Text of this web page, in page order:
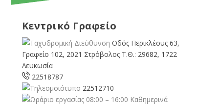
Κεντρικό Γραφείο
Οδός Περικλέους 63,
Γραφείο 102, 2021 Στρόβολος Τ.Θ.: 29682, 1722
Λευκωσία
22518787
22512710
08:00 – 16:00 Καθημερινά